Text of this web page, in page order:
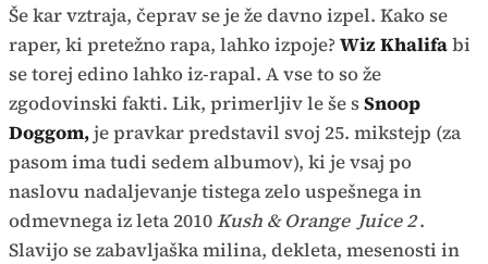
Še kar vztraja, čeprav se je že davno izpel. Kako se
raper, ki pretežno rapa, lahko izpoje? Wiz Khalifabi
se torej edino lahko iz-rapal. A vse to so že
zgodovinski fakti. Lik, primerljiv le še sSnoop
Doggom,je pravkar predstavil svoj 25. mikstejp (za
pasom ima tudi sedem albumov), ki je vsaj po
naslovu nadaljevanje tistega zelo uspešnega in
odmevnega iz leta 2010Kush & Orange Juice 2.
Slavijo se zabavljaška milina, dekleta, mesenosti in